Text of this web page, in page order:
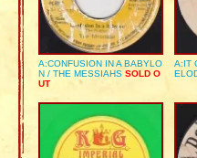
A:CONFUSION IN A BABYLO
N / THE MESSIAHS SOLD O
UT
A:IT